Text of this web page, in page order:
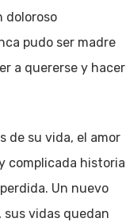
doloroso
pudo ser madre
a quererse y hacer
de su vida, el amor
complicada historia
Un nuevo
sus vidas quedan